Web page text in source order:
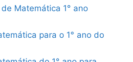
Matemática 1° ano
para o 1° ano do